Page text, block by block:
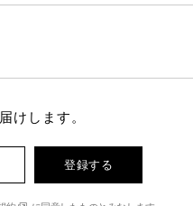
けします。
登録する